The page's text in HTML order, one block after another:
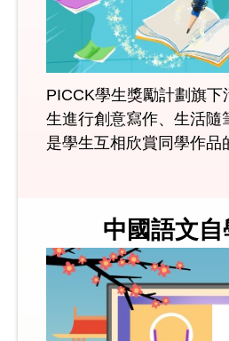
PICCK學生獎勵計劃旗下
生進行創意寫作、生活隨
是學生互相欣賞同學作品
中國語文